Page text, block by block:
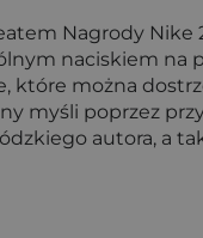
Nagrody
naciskiem na
można
myśli poprzez
autora, a